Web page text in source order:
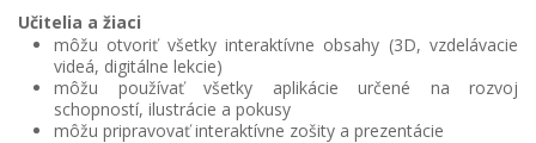
Učitelia a žiaci
môžu otvoriť všetky interaktívne obsahy (3D, vzdelávacie
videá, digitálne lekcie)
môžu používať všetky aplikácie určené na rozvoj
schopností, ilustrácie a pokusy
môžu pripravovať interaktívne zošity a prezentácie